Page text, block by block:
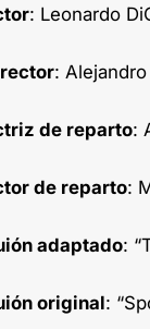
: Leonardo
:
de reparto:
de reparto:
adaptado:
original: